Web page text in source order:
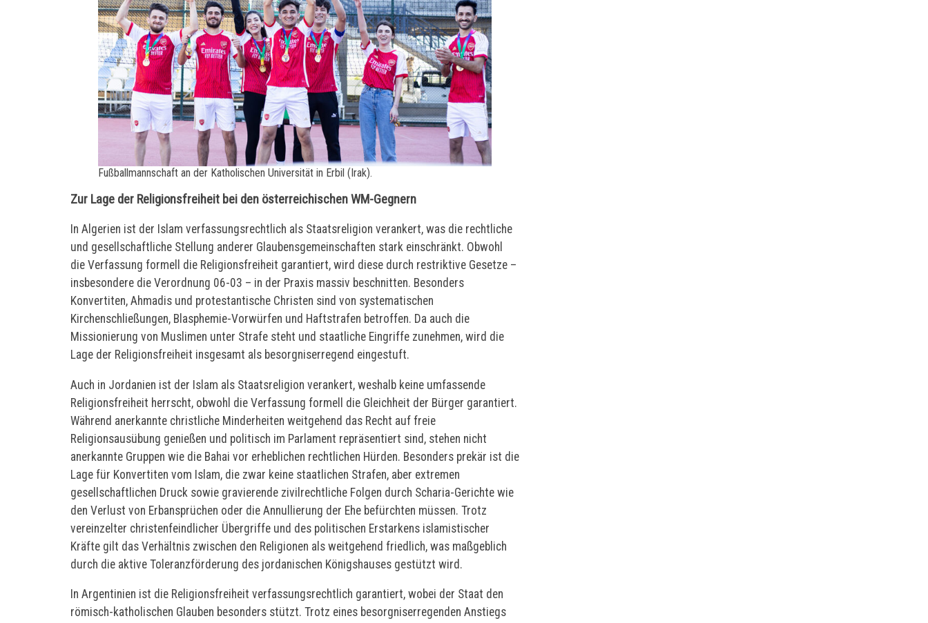
Fußballmannschaft an der Katholischen Universität in Erbil (Irak).
Zur Lage der Religionsfreiheit bei den österreichischen WM-Gegnern
In Algerien ist der Islam verfassungsrechtlich als Staatsreligion verankert, was die rechtliche
und gesellschaftliche Stellung anderer Glaubensgemeinschaften stark einschränkt. Obwohl
die Verfassung formell die Religionsfreiheit garantiert, wird diese durch restriktive Gesetze –
insbesondere die Verordnung 06-03 – in der Praxis massiv beschnitten. Besonders
Konvertiten, Ahmadis und protestantische Christen sind von systematischen
Kirchenschließungen, Blasphemie-Vorwürfen und Haftstrafen betroffen. Da auch die
Missionierung von Muslimen unter Strafe steht und staatliche Eingriffe zunehmen, wird die
Lage der Religionsfreiheit insgesamt als besorgniserregend eingestuft.
Auch in Jordanien ist der Islam als Staatsreligion verankert, weshalb keine umfassende
Religionsfreiheit herrscht, obwohl die Verfassung formell die Gleichheit der Bürger garantiert.
Während anerkannte christliche Minderheiten weitgehend das Recht auf freie
Religionsausübung genießen und politisch im Parlament repräsentiert sind, stehen nicht
anerkannte Gruppen wie die Bahai vor erheblichen rechtlichen Hürden. Besonders prekär ist die
Lage für Konvertiten vom Islam, die zwar keine staatlichen Strafen, aber extremen
gesellschaftlichen Druck sowie gravierende zivilrechtliche Folgen durch Scharia-Gerichte wie
den Verlust von Erbansprüchen oder die Annullierung der Ehe befürchten müssen. Trotz
vereinzelter christenfeindlicher Übergriffe und des politischen Erstarkens islamistischer
Kräfte gilt das Verhältnis zwischen den Religionen als weitgehend friedlich, was maßgeblich
durch die aktive Toleranzförderung des jordanischen Königshauses gestützt wird.
In Argentinien ist die Religionsfreiheit verfassungsrechtlich garantiert, wobei der Staat den
römisch-katholischen Glauben besonders stützt. Trotz eines besorgniserregenden Anstiegs